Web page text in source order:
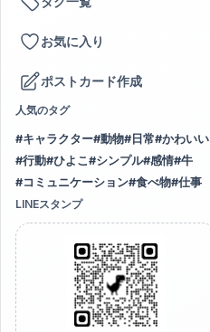
お気に入り
ポストカード作成
人気のタグ
#キャラクター#動物# 日常#かわいい
#行動#ひよこ#シンプル#感情#牛
#コミュニケーション#食べ物#仕事
LINEスタンプ